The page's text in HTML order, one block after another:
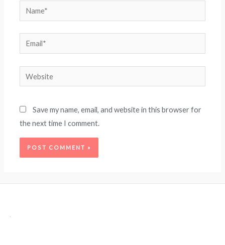
Name*
Email*
Website
Save my name, email, and website in this browser for
the next time I comment.